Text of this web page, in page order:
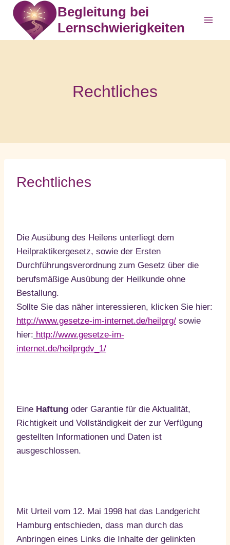
Zum
Inhalt
springen
Begleitung bei
Lernschwierigkeiten
Rechtliches
Rechtliches
Die Ausübung des Heilens unterliegt dem
Heilpraktikergesetz, sowie der Ersten
Durchführungsverordnung zum Gesetz über die
berufsmäßige Ausübung der Heilkunde ohne
Bestallung.
Sollte Sie das näher interessieren, klicken Sie hier:
http://www.gesetze-im-internet.de/heilprg/ sowie
hier: http://www.gesetze-im-
internet.de/heilprgdv_1/
Eine Haftung oder Garantie für die Aktualität,
Richtigkeit und Vollständigkeit der zur Verfügung
gestellten Informationen und Daten ist
ausgeschlossen.
Mit Urteil vom 12. Mai 1998 hat das Landgericht
Hamburg entschieden, dass man durch das
Anbringen eines Links die Inhalte der gelinkten